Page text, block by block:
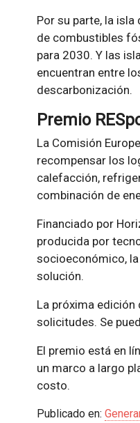
Por su parte, la
de combustibles
para 2030. Y las
encuentran entre
descarbonización.
Premio
La Comisión
recompensar los
calefacción,
combinación de
Financiado por
producida por
socioeconómico,
solución.
La próxima edición
solicitudes. Se
El premio está en
un marco a largo
costo.
Publicado en: